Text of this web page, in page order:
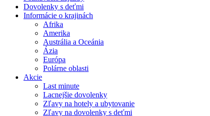
Dovolenky s deťmi
Informácie o krajinách
Afrika
Amerika
Austrália a Oceánia
Ázia
Európa
Polárne oblasti
Akcie
Last minute
Lacnejšie dovolenky
Zľavy na hotely a ubytovanie
Zľavy na dovolenky s deťmi